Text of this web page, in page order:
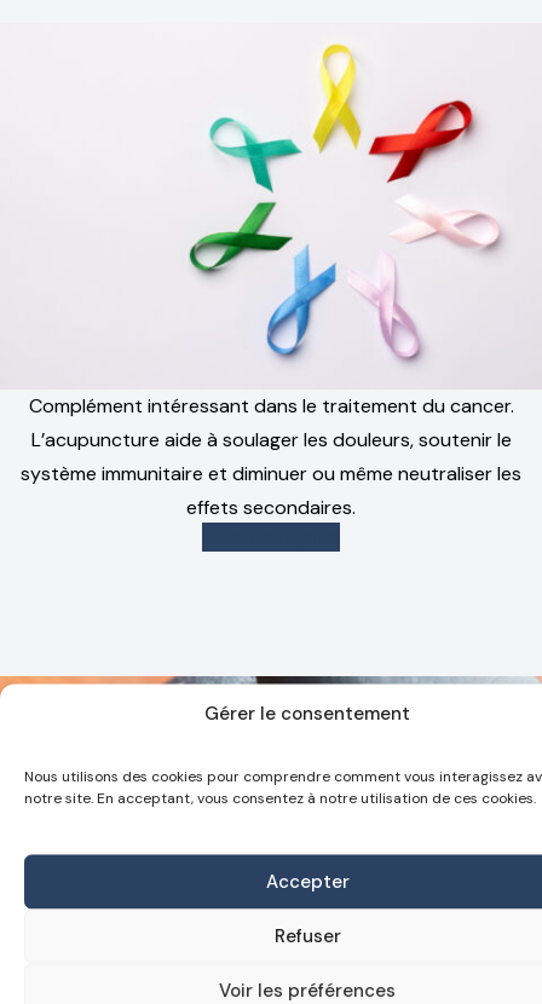
Gérer le consentement
Nous utilisons des cookies pour comprendre comment vous interagissez
notre site. En acceptant, vous consentez à notre utilisation de ces cookies.
Accepter
Refuser
Voir les préférences
Complément intéressant dans le traitement du cancer.
L’acupuncture aide à soulager les douleurs, soutenir le
système immunitaire et diminuer ou même neutraliser les
effets secondaires.